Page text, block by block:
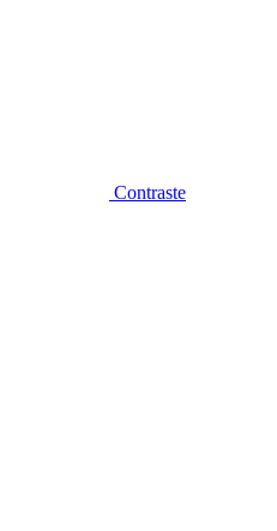
Contraste